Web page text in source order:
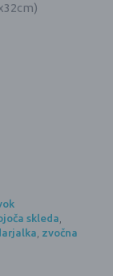
skleda,
, zvočna